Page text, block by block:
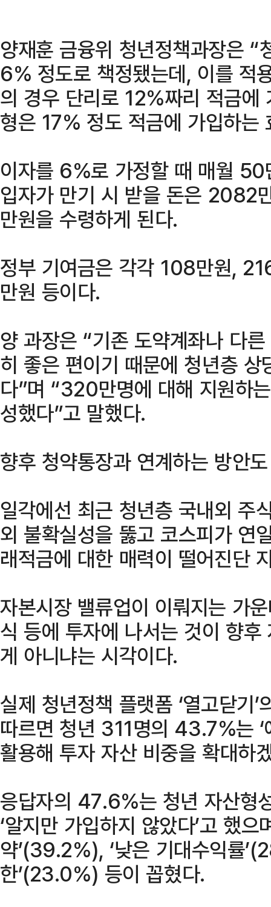
양재훈 금융위 청년정책과장은 “
6% 정도로 책정됐는데, 이를 적
의 경우 단리로 12%짜리 적금에
형은 17% 정도 적금에 가입하는
이자를 6%로 가정할 때 매월
입자가 만기 시 받을 돈은 2082
만원을 수령하게 된다.
정부 기여금은 각각 108만원,
만원 등이다.
양 과장은 “기존 도약계좌나 다
히 좋은 편이기 때문에 청년층
다”며 “320만명에 대해 지원하
성했다”고 말했다.
향후 청약통장과 연계하는 방안
일각에선 최근 청년층 국내외 주
외 불확실성을 뚫고 코스피가 연
래적금에 대한 매력이 떨어진단
자본시장 밸류업이 이뤄지는 가
식 등에 투자에 나서는 것이 향
게 아니냐는 시각이다.
실제 청년정책 플랫폼 ‘열고닫기
따르면 청년 311명의 43.7%는 ‘
활용해 투자 자산 비중을 확대하
응답자의 47.6%는 청년 자산형
‘알지만 가입하지 않았다’고 했
약’(39.2%), ‘낮은 기대수익률
한’(23.0%) 등이 꼽혔다.